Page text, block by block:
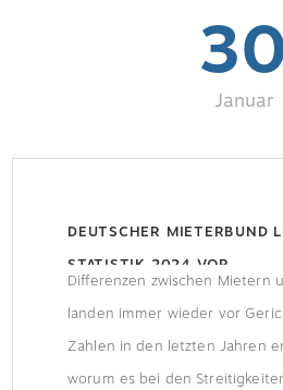
30
Januar
DEUTSCHER MIETERBUND
STATISTIK 2024 VOR
Differenzen zwischen Mietern
landen immer wieder vor
Zahlen in den letzten Jahren
worum es bei den